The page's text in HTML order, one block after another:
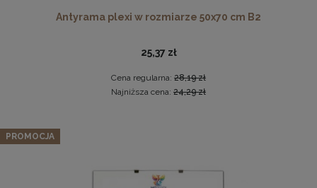
Drewniana, frezowana ramka na zdjęcia, plakaty, obrazy w
28,99 zł
DO KOSZYKA
Antyrama plexi w rozmiarze 50x70 cm B2
25,37 zł
Cena regularna: 28,19 zł
Najniższa cena: 24,29 zł
PROMOCJA